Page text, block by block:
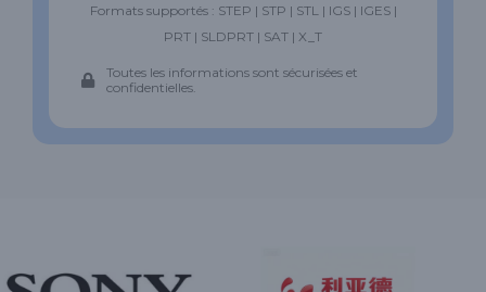
Formats supportés : STEP | STP | STL | IGS | IGES |
PRT | SLDPRT | SAT | X_T
Toutes les informations sont sécurisées et
confidentielles.